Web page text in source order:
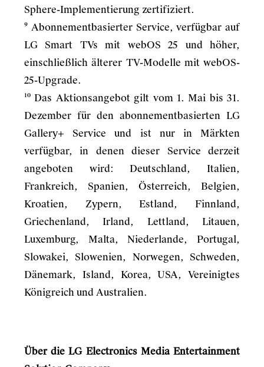
Sphere-Implementierung zertifiziert.
⁹ Abonnementbasierter Service, verfügbar auf
LG Smart TVs mit webOS 25 und höher,
einschließlich älterer TV-Modelle mit webOS-
25-Upgrade.
¹⁰ Das Aktionsangebot gilt vom 1. Mai bis 31.
Dezember für den abonnementbasierten LG
Gallery+ Service und ist nur in Märkten
verfügbar, in denen dieser Service derzeit
angeboten wird: Deutschland, Italien,
Frankreich, Spanien, Österreich, Belgien,
Kroatien, Zypern, Estland, Finnland,
Griechenland, Irland, Lettland, Litauen,
Luxemburg, Malta, Niederlande, Portugal,
Slowakei, Slowenien, Norwegen, Schweden,
Dänemark, Island, Korea, USA, Vereinigtes
Königreich und Australien.
Über die LG Electronics Media Entertainment